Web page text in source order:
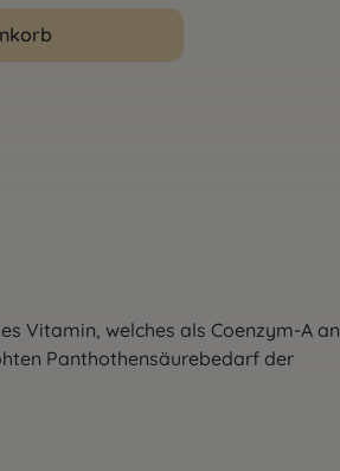
Vitamin, welches als Coenzym-A an
Panthothensäurebedarf der